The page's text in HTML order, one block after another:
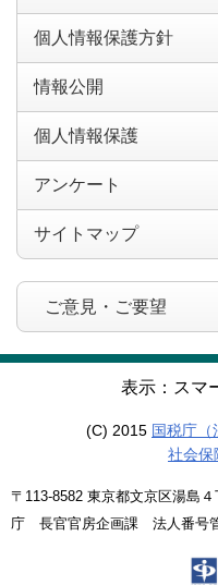
個人情報保護方針
情報公開
個人情報保護
アンケート
サイトマップ
ご意見・ご要望
表示：スマ
(C) 2015 国税庁（
社会保
〒113-8582 東京都文京区湯
庁 長官官房企画課 法人番